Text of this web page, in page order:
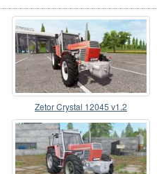
Zetor Crystal 12045 v1.2